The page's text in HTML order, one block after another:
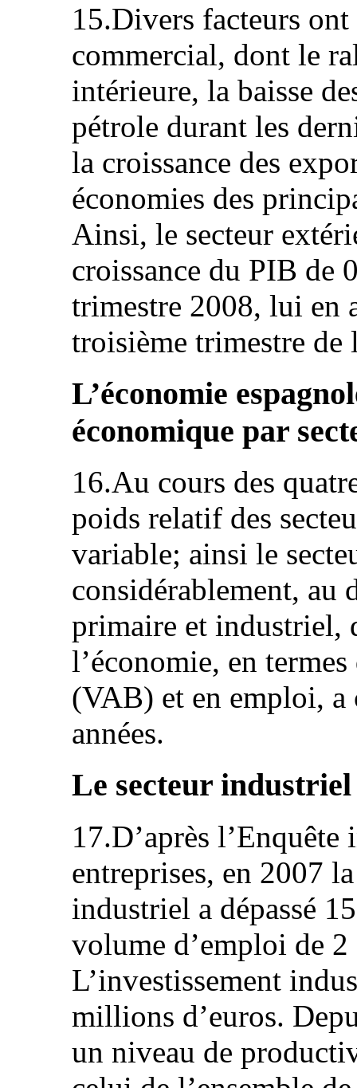
15.Divers facteurs
commercial, dont le
intérieure, la baisse
pétrole durant les
la croissance des
économies des
Ainsi, le secteur
croissance du PIB de
trimestre 2008, lui en
troisième trimestre de
L’économie
économique par
16.Au cours des
poids relatif des
variable; ainsi le
considérablement, au
primaire et industriel,
l’économie, en
(VAB) et en emploi, a
années.
Le secteur industriel
17.D’après
entreprises, en 2007
industriel a dépassé
volume d’emploi de
L’investissement
millions d’euros.
un niveau de